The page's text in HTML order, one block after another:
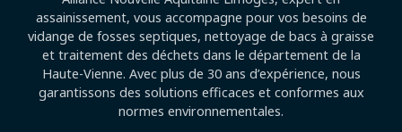
assainissement, vous accompagne pour vos besoins de
vidange de fosses septiques, nettoyage de bacs à graisse
et traitement des déchets dans le département de la
Haute-Vienne. Avec plus de 30 ans d’expérience, nous
garantissons des solutions efficaces et conformes aux
normes environnementales.